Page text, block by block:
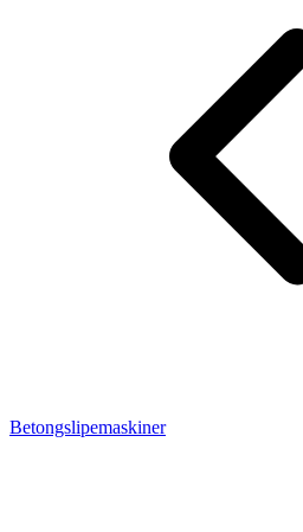
Betongslipemaskiner